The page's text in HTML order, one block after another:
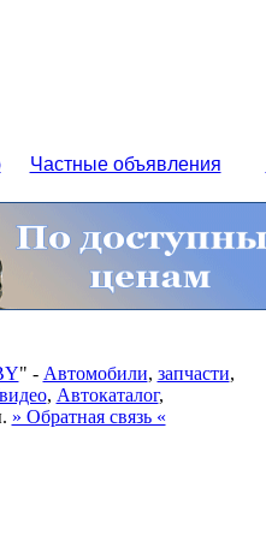
Частные объявления
" - Автомобили, запчасти,
, Автокаталог,
» Обратная связь «